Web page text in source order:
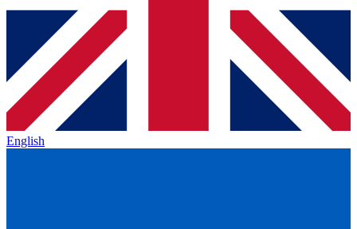
English